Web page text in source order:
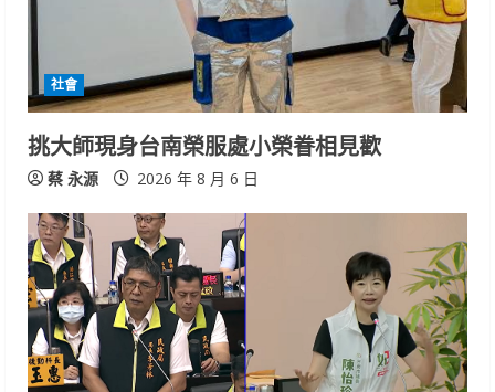
社會
挑大師現身台南榮服處小榮眷相見歡
蔡 永源 2026 年 8 月 6 日